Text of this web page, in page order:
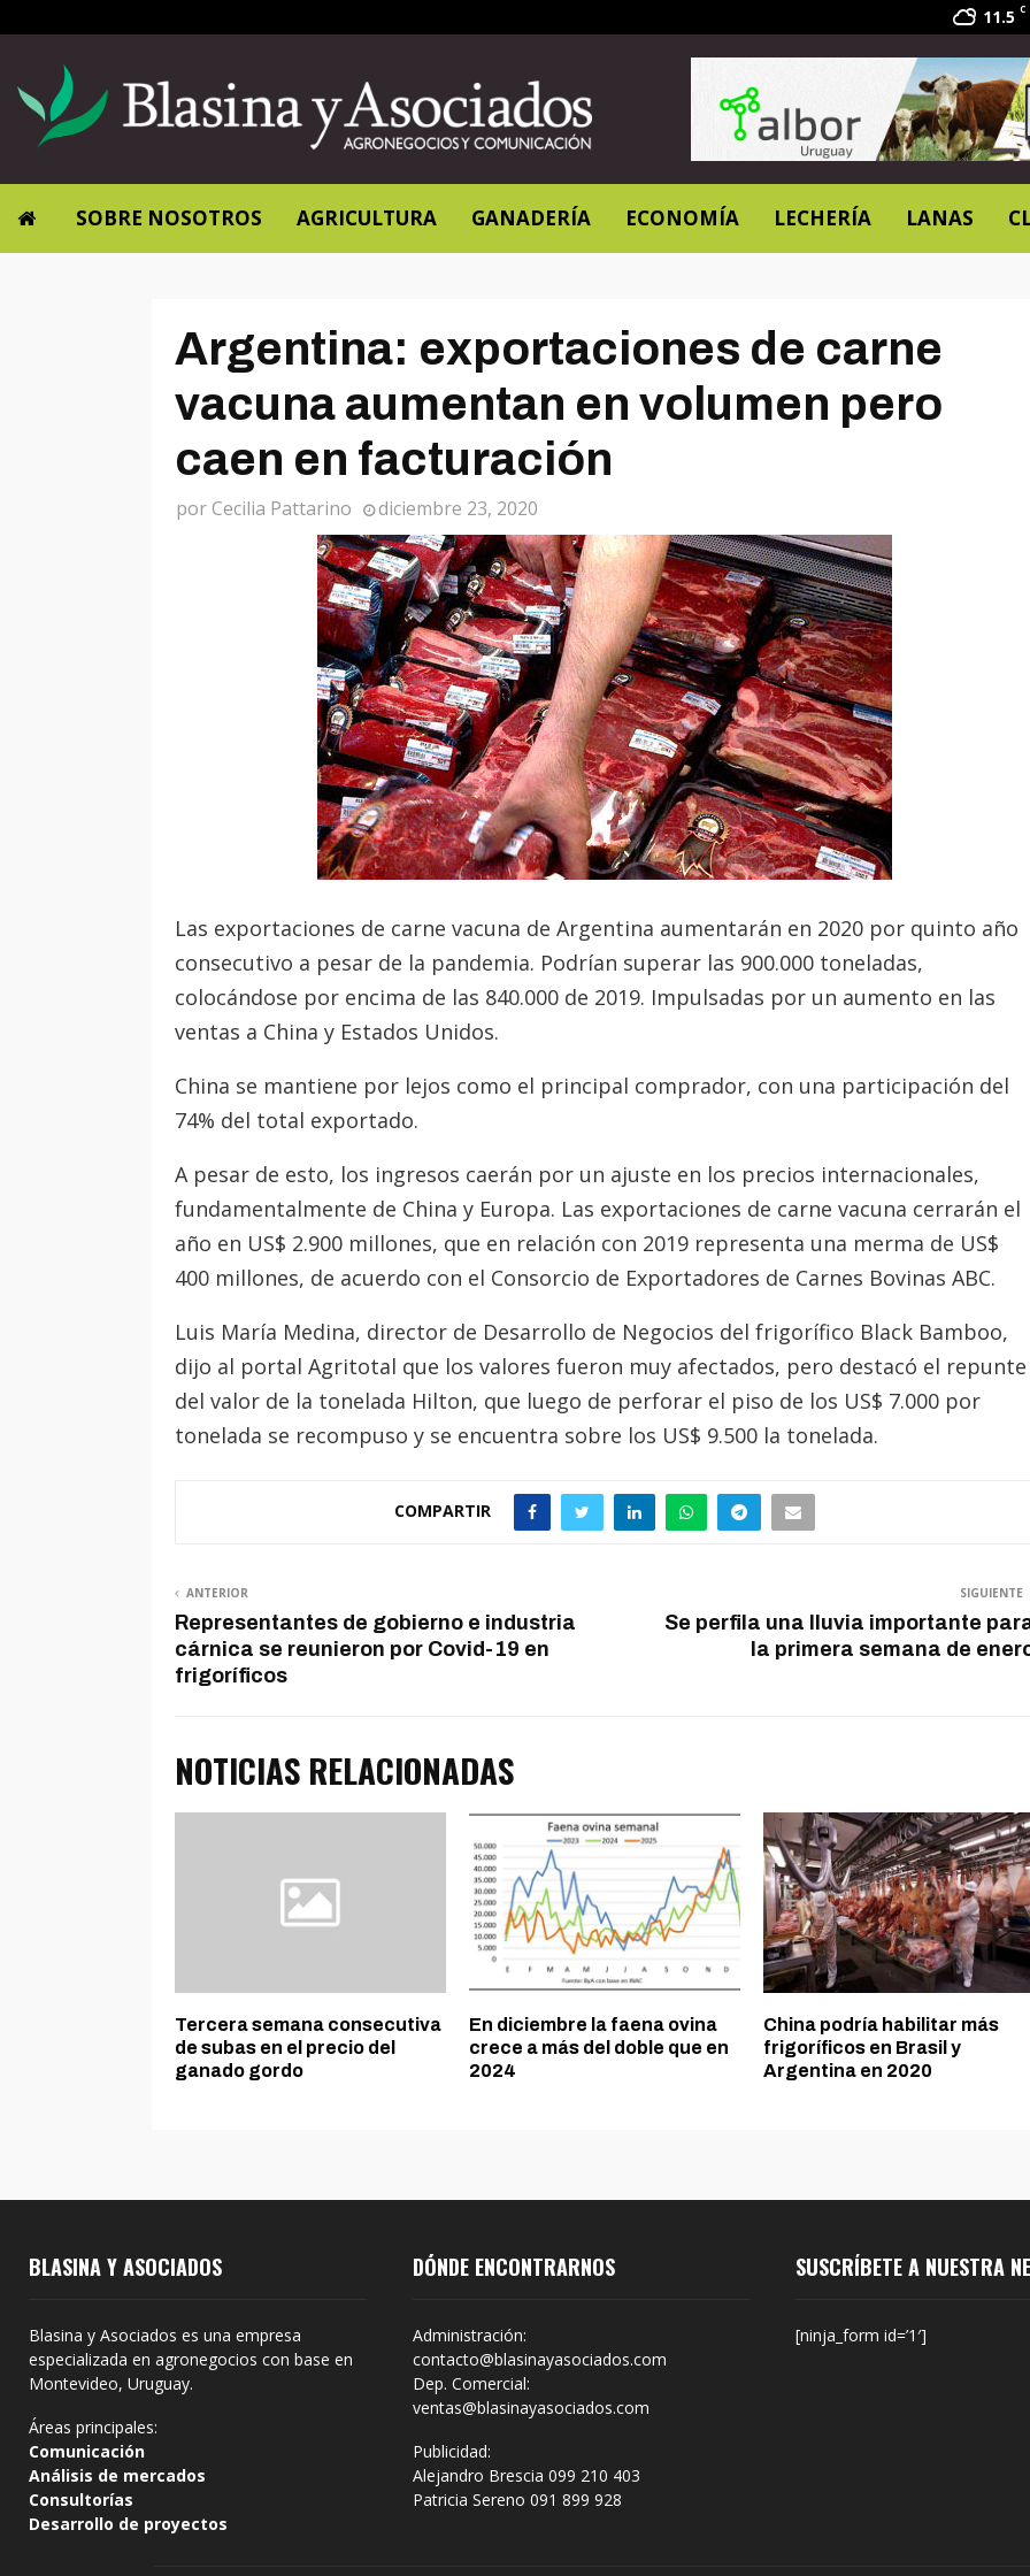
11.5 C
SOBRE NOSOTROS AGRICULTURA GANADERÍA ECONOMÍA LECHERÍA LANAS
Argentina: exportaciones de carne
vacuna aumentan en volumen pero
caen en facturación
porCecilia Pattarino diciembre 23, 2020
Las exportaciones de carne vacuna de Argentina aumentarán en 2020 por quinto año
consecutivo a pesar de la pandemia. Podrían superar las 900.000 toneladas,
colocándose por encima de las 840.000 de 2019. Impulsadas por un aumento en las
ventas a China y Estados Unidos.
China se mantiene por lejos como el principal comprador, con una participación del
74% del total exportado.
A pesar de esto, los ingresos caerán por un ajuste en los precios internacionales,
fundamentalmente de China y Europa. Las exportaciones de carne vacuna cerrarán el
año en US$ 2.900 millones, que en relación con 2019 representa una merma de US$
400 millones, de acuerdo con el Consorcio de Exportadores de Carnes Bovinas ABC.
Luis María Medina, director de Desarrollo de Negocios del frigorífico Black Bamboo,
dijo al portal Agritotal que los valores fueron muy afectados, pero destacó el repunte
del valor de la tonelada Hilton, que luego de perforar el piso de los US$ 7.000 por
tonelada se recompuso y se encuentra sobre los US$ 9.500 la tonelada.
COMPARTIR
ANTERIOR
Representantes de gobierno e industria
cárnica se reunieron por Covid-19 en
frigoríficos
SIGUIENTE
Se perfila una lluvia importante
la primera semana de
NOTICIAS RELACIONADAS
Tercera semana consecutiva
de subas en el precio del
ganado gordo
En diciembre la faena ovina
crece a más del doble que en
2024
China podría habilitar más
frigoríficos en Brasil y
Argentina en 2020
BLASINA Y ASOCIADOS
Blasina y Asociados es una empresa
especializada en agronegocios con base en
Montevideo, Uruguay.
Áreas principales:
Comunicación
Análisis de mercados
Consultorías
Desarrollo de proyectos
DÓNDE ENCONTRARNOS
Administración:
contacto@blasinayasociados.com
Dep. Comercial:
ventas@blasinayasociados.com
Publicidad:
Alejandro Brescia 099 210 403
Patricia Sereno 091 899 928
SUSCRÍBETE A NUESTRA
[ninja_form id=’1′]